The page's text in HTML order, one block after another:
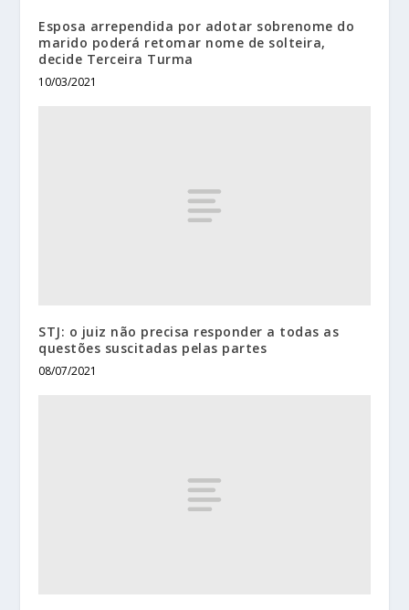
Esposa arrependida por adotar sobrenome do
marido poderá retomar nome de solteira,
decide Terceira Turma
10/03/2021
STJ: o juiz não precisa responder a todas as
questões suscitadas pelas partes
08/07/2021